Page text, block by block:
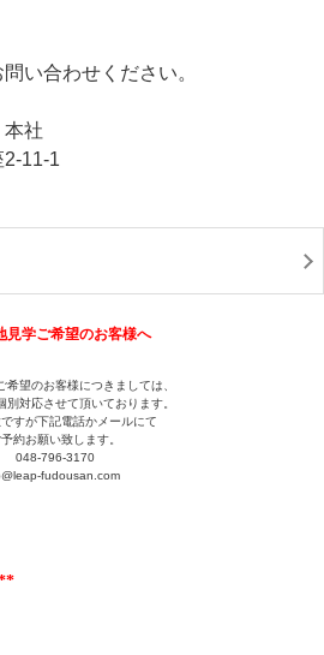
い合わせください。
社
11-1
見学ご希望のお客様へ
希望のお客様につきましては、
別対応させて頂いております。
ですが下記電話かメールにて
予約お願い致します。
048-796-3170
fudousan.com